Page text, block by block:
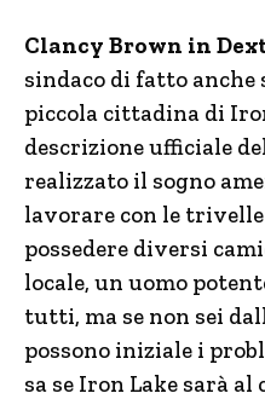
Clancy Brown in
sindaco di fatto anche
piccola cittadina di
descrizione ufficiale
realizzato il sogno
lavorare con le trivelle
possedere diversi
locale, un uomo
tutti, ma se non sei
possono iniziale i
sa se Iron Lake sarà